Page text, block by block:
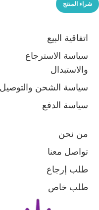
شراء المنتج
اتفاقية البيع
سياسة الاسترجاع
والاستبدال
سياسة الشحن والتوصيل
سياسة الدفع
من نحن
تواصل معنا
طلب إرجاع
طلب خاص